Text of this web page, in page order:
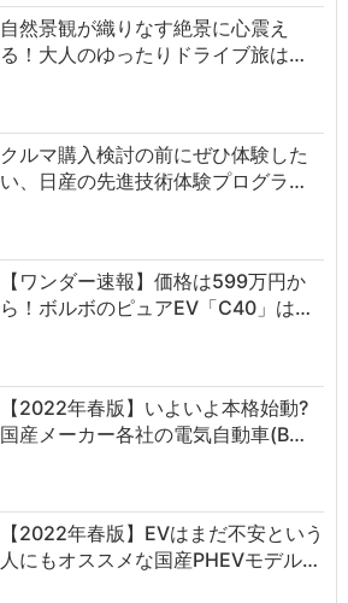
自然景観が織りなす絶景に心震え
る！大人のゆったりドライブ旅は…
クルマ購入検討の前にぜひ体験した
い、日産の先進技術体験プログラ…
【ワンダー速報】価格は599万円か
ら！ボルボのピュアEV「C40」は…
【2022年春版】いよいよ本格始動?
国産メーカー各社の電気自動車(B…
【2022年春版】EVはまだ不安という
人にもオススメな国産PHEVモデル…